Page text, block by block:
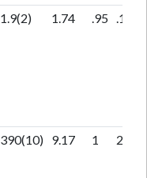
1.9(2) 1.74 .95 .13
390(10) 9.17 1 2.2